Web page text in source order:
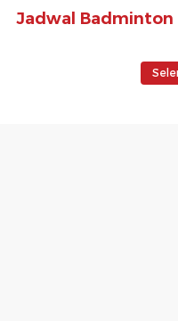
Jadwal Badminton